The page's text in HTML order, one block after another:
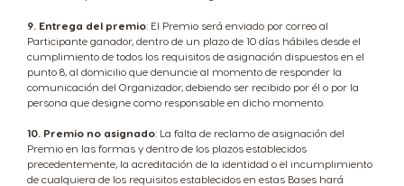
9. Entrega del premio: El Premio será enviado por correo al
Participante ganador, dentro de un plazo de 10 días hábiles desde el
cumplimiento de todos los requisitos de asignación dispuestos en el
punto 8, al domicilio que denuncie al momento de responder la
comunicación del Organizador, debiendo ser recibido por él o por la
persona que designe como responsable en dicho momento.
10. Premio no asignado: La falta de reclamo de asignación del
Premio en las formas y dentro de los plazos establecidos
precedentemente, la acreditación de la identidad o el incumplimiento
de cualquiera de los requisitos establecidos en estas Bases hará